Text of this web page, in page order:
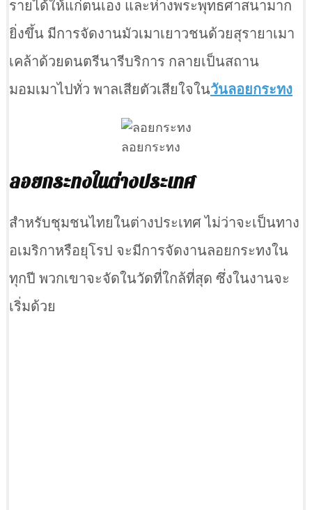
รายได้ให้แก่ตนเอง และห่างพระพุทธศาสนามาก
ยิ่งขึ้น มีการจัดงานมัวเมาเยาวชนด้วยสุรายาเมา
เคล้าด้วยดนตรีนารีบริการ กลายเป็นสถาน
มอมเมาไปทั่ว พาลเสียตัวเสียใจในวันลอยกระทง
ลอยกระทง
ลอยกระทงในต่างประเทศ
สำหรับชุมชนไทยในต่างประเทศ ไม่ว่าจะเป็นทาง
อเมริกาหรือยุโรป จะมีการจัดงานลอยกระทงใน
ทุกปี พวกเขาจะจัดในวัดที่ใกล้ที่สุด ซึ่งในงานจะ
เริ่มด้วย